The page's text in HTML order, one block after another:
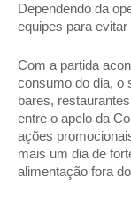
Dependendo da
equipes para evitar
Com a partida
consumo do dia, o
bares,
entre o apelo da
ações
mais um dia de
alimentação fora